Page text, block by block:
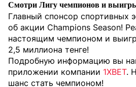
Смотри Лигу чемпионов и
Главный спонсор спортивных
об акции Champions Season!
настоящим чемпионом и
2,5 миллиона тенге!
Подробную информацию вы
приложении компании 1XBET.
шанс стать чемпионом!